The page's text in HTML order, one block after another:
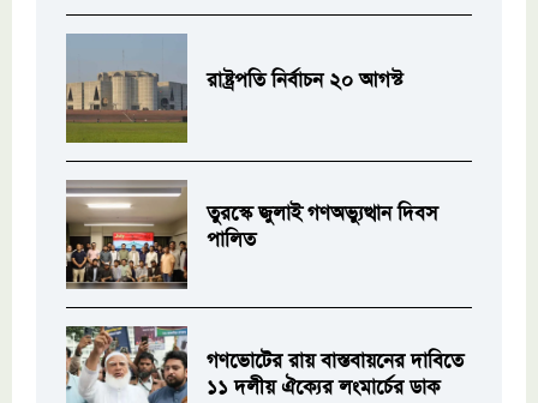
রাষ্ট্রপতি নির্বাচন ২০ আগস্ট
তুরস্কে জুলাই গণঅভ্যুত্থান দিবস
পালিত
গণভোটের রায় বাস্তবায়নের দাবিতে
১১ দলীয় ঐক্যের লংমার্চের ডাক